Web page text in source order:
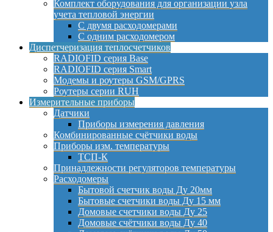
Комплект оборудования для организации узла
учета тепловой энергии
С двумя расходомерами
С одним расходомером
Диспетчеризация теплосчетчиков
RADIOFID серия Base
RADIOFID серия Smart
Модемы и роутеры GSM/GPRS
Роутеры серии RUH
Измерительные приборы
Датчики
Приборы измерения давления
Комбинированные счётчики воды
Приборы изм. температуры
ТСП-К
Принадлежности регуляторов температуры
Расходомеры
Бытовой счетчик воды Ду 20мм
Бытовые счетчики воды Ду 15 мм
Домовые счетчики воды Ду 25
Домовые счётчики воды Ду 40